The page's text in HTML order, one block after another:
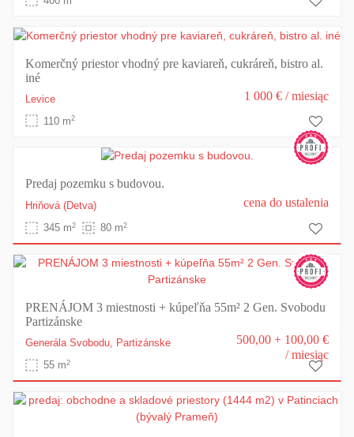
Komerčný priestor vhodný pre kaviareň, cukráreň, bistro al.
iné
Levice
110 m2
1 000 € / miesiąc
Predaj pozemku s budovou.
Hriňová (Detva)
345 m2 80 m2
cena do ustalenia
PRENÁJOM 3 miestnosti + kúpeľňa 55m² 2 Gen. Svobodu
Partizánske
Generála Svobodu, Partizánske
55 m2
500,00 + 100,00 €
/ miesiąc